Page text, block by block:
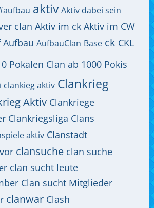
aktiv Aktiv dabei sein
clan Aktiv im ck Aktiv im CW
Aufbau AufbauClan Base ck CKL
Pokalen Clan ab 1000 Pokis
clankieg aktiv Clankrieg
Aktiv Clankriege
Clankriegsliga Clans
aktiv Clanstadt
clansuche clan suche
clan sucht leute
Clan sucht Mitglieder
clanwar Clash